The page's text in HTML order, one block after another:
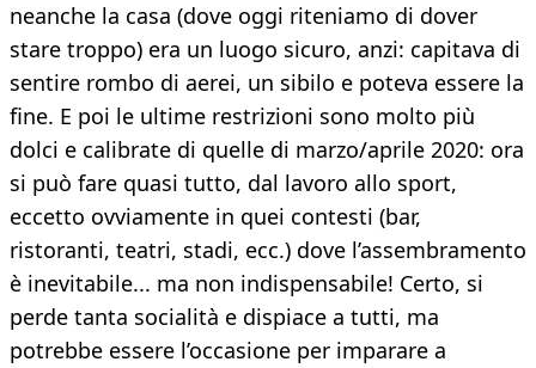
neanche la casa (dove oggi riteniamo di dover
stare troppo) era un luogo sicuro, anzi: capitava di
sentire rombo di aerei, un sibilo e poteva essere la
fine. E poi le ultime restrizioni sono molto più
dolci e calibrate di quelle di marzo/aprile 2020: ora
si può fare quasi tutto, dal lavoro allo sport,
eccetto ovviamente in quei contesti (bar,
ristoranti, teatri, stadi, ecc.) dove l’assembramento
è inevitabile... ma non indispensabile! Certo, si
perde tanta socialità e dispiace a tutti, ma
potrebbe essere l’occasione per imparare a